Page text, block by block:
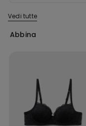
Vedi tutte
Abbina